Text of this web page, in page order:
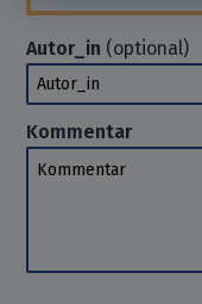
Autor_in (optional)
Autor_in
Kommentar
Kommentar